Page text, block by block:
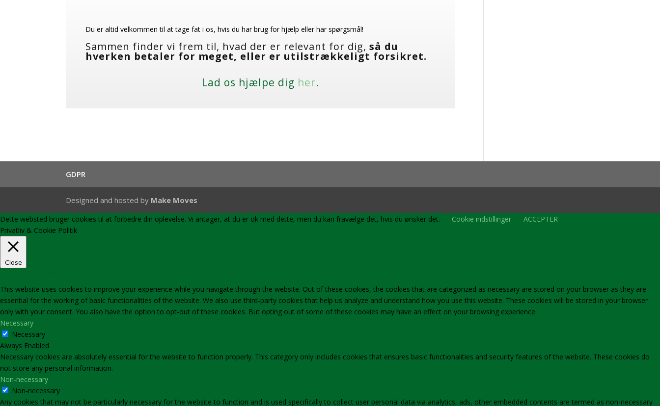
Du er altid velkommen til at tage fat i os, hvis du har brug for hjælp eller har spørgsmål!
Sammen finder vi frem til, hvad der er relevant for dig, så du
hverken betaler for meget, eller er utilstrækkeligt forsikret.
Lad os hjælpe dig her.
GDPR
Designed and hosted by Make Moves
Dette websted bruger cookies til at forbedre din oplevelse. Vi antager, at du er ok med dette, men du kan fravælge det, hvis du ønsker det. Cookie indstillinger
ACCEPTER
Privatliv & Cookie Politik
Close
This website uses cookies to improve your experience while you navigate through the website. Out of these cookies, the cookies that are categorized as necessary are stored on your browser as they are
essential for the working of basic functionalities of the website. We also use third-party cookies that help us analyze and understand how you use this website. These cookies will be stored in your browser
only with your consent. You also have the option to opt-out of these cookies. But opting out of some of these cookies may have an effect on your browsing experience.
Necessary
Necessary
Always Enabled
Necessary cookies are absolutely essential for the website to function properly. This category only includes cookies that ensures basic functionalities and security features of the website. These cookies do
not store any personal information.
Non-necessary
Non-necessary
Any cookies that may not be particularly necessary for the website to function and is used specifically to collect user personal data via analytics, ads, other embedded contents are termed as non-necessary